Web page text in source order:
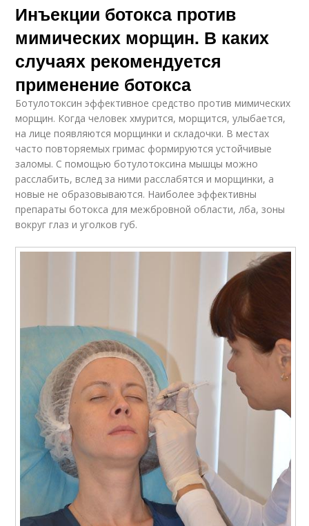
Инъекции ботокса против
мимических морщин. В каких
случаях рекомендуется
применение ботокса
Ботулотоксин эффективное средство против мимических
морщин. Когда человек хмурится, морщится, улыбается,
на лице появляются морщинки и складочки. В местах
часто повторяемых гримас формируются устойчивые
заломы. С помощью ботулотоксина мышцы можно
расслабить, вслед за ними расслабятся и морщинки, а
новые не образовываются. Наиболее эффективны
препараты ботокса для межбровной области, лба, зоны
вокруг глаз и уголков губ.